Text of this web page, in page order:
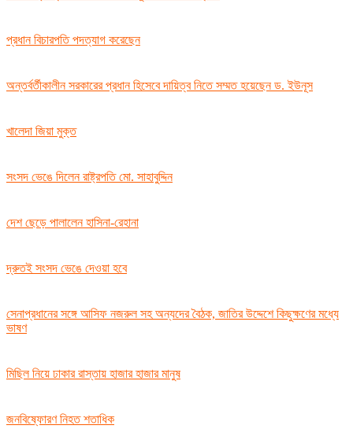
প্রধান বিচারপতি পদত্যাগ করেছেন
অন্তর্বর্তীকালীন সরকারের প্রধান হিসেবে দায়িত্ব নিতে সম্মত হয়েছেন ড. ইউনূস
খালেদা জিয়া মুক্ত
সংসদ ভেঙে দিলেন রাষ্ট্রপতি মো. সাহাবুদ্দিন
দেশ ছেড়ে পালালেন হাসিনা-রেহানা
দ্রুতই সংসদ ভেঙে দেওয়া হবে
সেনাপ্রধানের সঙ্গে আসিফ নজরুল সহ অন্যদের বৈঠক, জাতির উদ্দেশে কিছুক্ষণের মধ্যে
ভাষণ
মিছিল নিয়ে ঢাকার রাস্তায় হাজার হাজার মানুষ
জনবিষ্ফোরণ নিহত শতাধিক